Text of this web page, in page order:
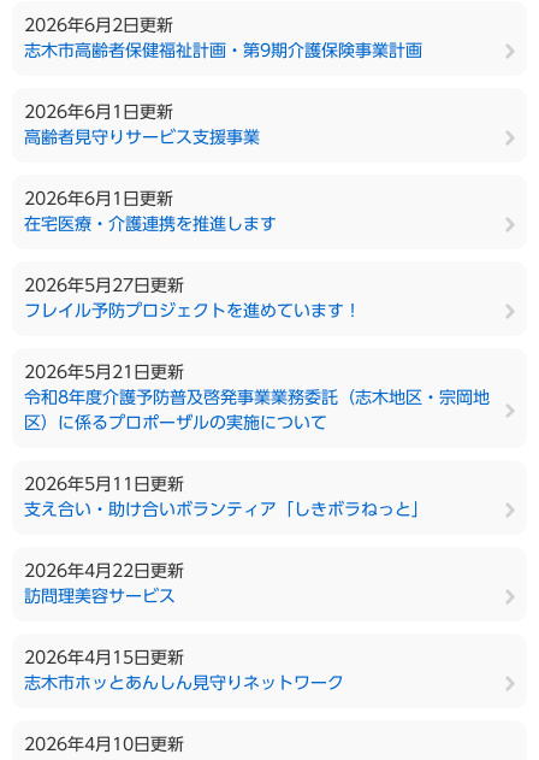
2026年6月2日更新
志木市高齢者保健福祉計画・第9期介護保険事業計画
2026年6月1日更新
高齢者見守りサービス支援事業
2026年6月1日更新
在宅医療・介護連携を推進します
2026年5月27日更新
フレイル予防プロジェクトを進めています！
2026年5月21日更新
令和8年度介護予防普及啓発事業業務委託（志木地区・宗岡地
区）に係るプロポーザルの実施について
2026年5月11日更新
支え合い・助け合いボランティア「しきボラねっと」
2026年4月22日更新
訪問理美容サービス
2026年4月15日更新
志木市ホッとあんしん見守りネットワーク
2026年4月10日更新